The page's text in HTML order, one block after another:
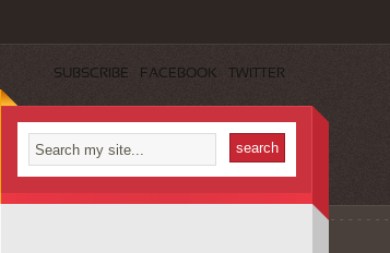
SUBSCRIBE FACEBOOK TWITTER